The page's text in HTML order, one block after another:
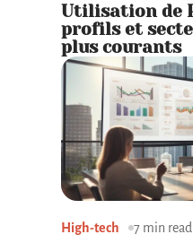
Utilisation de
profils et
plus courants
High-tech 7 min read